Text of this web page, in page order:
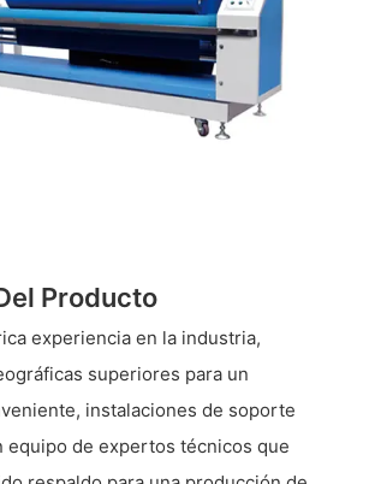
Producto
experiencia en la industria,
superiores para un
instalaciones de soporte
equipo de expertos técnicos que